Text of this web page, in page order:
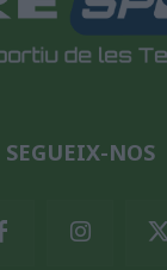
SEGUEIX-NOS